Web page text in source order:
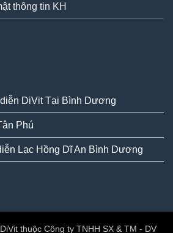
thông tin KH
DiVit Tại Bình Dương
Phú
Lạc Hồng Dĩ An Bình Dương
thuộc Công ty TNHH SX & TM - DV